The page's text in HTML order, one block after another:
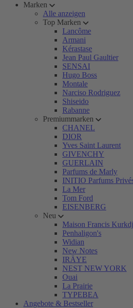
Marken
Alle anzeigen
Top Marken
Lancôme
Armani
Kérastase
Jean Paul Gaultier
SENSAI
Hugo Boss
Montale
Narciso Rodriguez
Shiseido
Rabanne
Premiummarken
CHANEL
DIOR
Yves Saint Laurent
GIVENCHY
GUERLAIN
Parfums de Marly
INITIO Parfums
La Mer
Tom Ford
EISENBERG
Neu
Maison Francis
Penhaligon's
Widian
New Notes
IRÄYE
NEST NEW YORK
Ouai
La Prairie
TYPEBEA
Angebote & Bestseller